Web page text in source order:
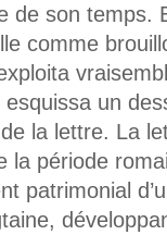
de son
comme
un
la lettre. La
la période
patrimonial